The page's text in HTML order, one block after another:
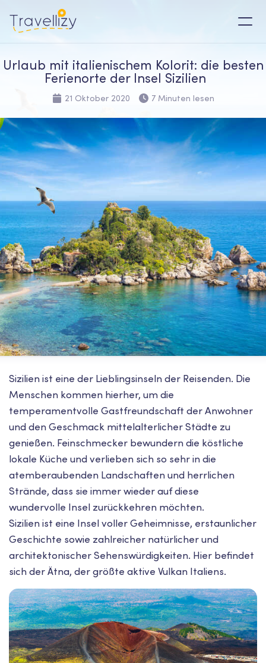
Urlaub mit italienischem Kolorit: die besten
Ferienorte der Insel Sizilien
21 Oktober 2020 7 Minuten lesen
Sizilien ist eine der Lieblingsinseln der Reisenden. Die
Menschen kommen hierher, um die
temperamentvolle Gastfreundschaft der Anwohner
und den Geschmack mittelalterlicher Städte zu
genießen. Feinschmecker bewundern die köstliche
lokale Küche und verlieben sich so sehr in die
atemberaubenden Landschaften und herrlichen
Strände, dass sie immer wieder auf diese
wundervolle Insel zurückkehren möchten.
Sizilien ist eine Insel voller Geheimnisse, erstaunlicher
Geschichte sowie zahlreicher natürlicher und
architektonischer Sehenswürdigkeiten. Hier befindet
sich der Ätna, der größte aktive Vulkan Italiens.